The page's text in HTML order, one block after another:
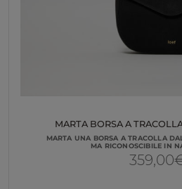
MARTA BORSA A
MARTA UNA BORSA A TRACOLLA
MA RICONOSCIBILE IN
359,00